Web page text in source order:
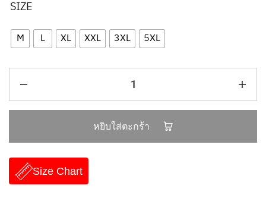
SIZE
M L XL XXL 3XL 5XL
หยิบใส่ตะกร้า
Size Chart